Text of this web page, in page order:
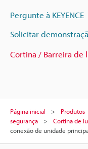
Pergunte à KEYENCE
Solicitar
Cortina / Barreira de
Página inicial Produtos
segurança
Cortina de
conexão de unidade